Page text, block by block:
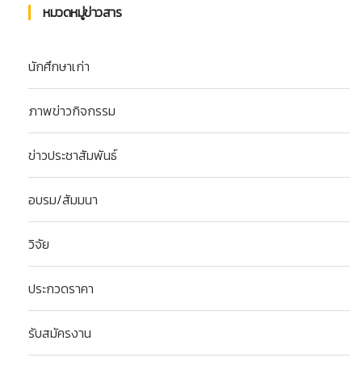
หมวดหมู่ข่าวสาร
นักศึกษาเก่า
ภาพข่าวกิจกรรม
ข่าวประชาสัมพันธ์
อบรม/สัมมนา
วิจัย
ประกวดราคา
รับสมัครงาน